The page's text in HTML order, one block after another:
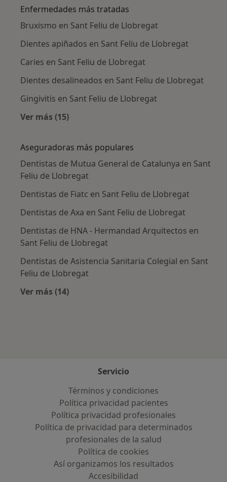
Enfermedades más tratadas
Bruxismo en Sant Feliu de Llobregat
Dientes apiñados en Sant Feliu de Llobregat
Caries en Sant Feliu de Llobregat
Dientes desalineados en Sant Feliu de Llobregat
Gingivitis en Sant Feliu de Llobregat
Ver más (15)
Aseguradoras más populares
Dentistas de Mutua General de Catalunya en Sant
Feliu de Llobregat
Dentistas de Fiatc en Sant Feliu de Llobregat
Dentistas de Axa en Sant Feliu de Llobregat
Dentistas de HNA - Hermandad Arquitectos en
Sant Feliu de Llobregat
Dentistas de Asistencia Sanitaria Colegial en Sant
Feliu de Llobregat
Ver más (14)
Servicio
Términos y condiciones
Política privacidad pacientes
Política privacidad profesionales
Política de privacidad para determinados
profesionales de la salud
Política de cookies
Así organizamos los resultados
Accesibilidad